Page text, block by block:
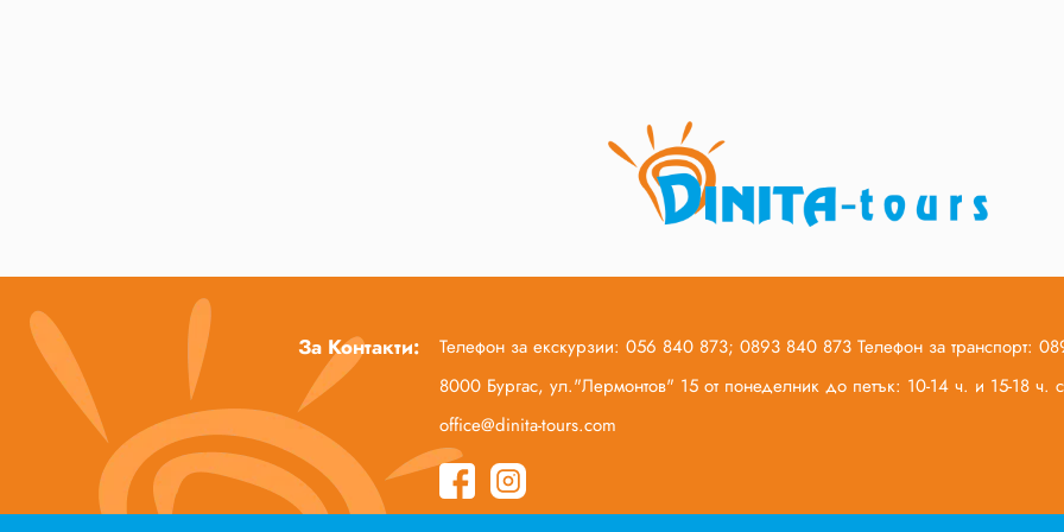
За Контакти:
Телефон за екскурзии: 056 840 873; 0893 840 873 Телефон за транспорт:
8000 Бургас, ул."Лермонтов" 15 от понеделник до петък: 10-14 ч. и 15-18 ч.
office@dinita-tours.com